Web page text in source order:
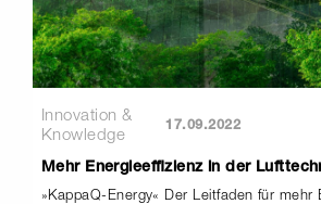
Innovation &
Knowledge
17.09.2022
Mehr Energieeffizienz in der
»KappaQ-Energy« Der Leitfaden für mehr